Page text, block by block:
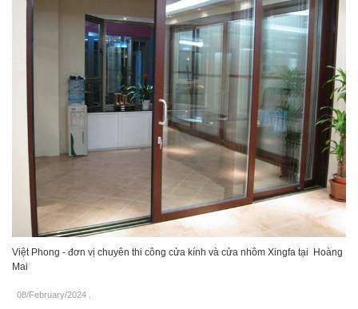
Việt Phong - đơn vị chuyên thi công cửa kính và cửa nhôm Xingfa tại Hoàng
Mai
08/February/2024 .